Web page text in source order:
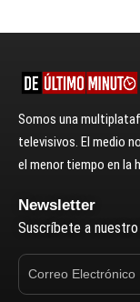
Somos una
televisivos. El medio
el menor tiempo en la
Newsletter
Suscríbete a